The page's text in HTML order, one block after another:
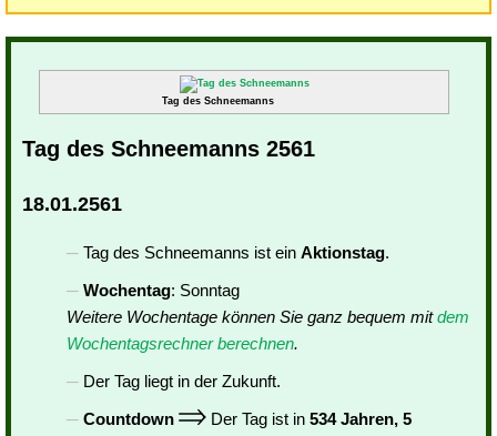
Tag des Schneemanns
Tag des Schneemanns 2561
18.01.2561
Tag des Schneemanns ist ein Aktionstag.
Wochentag: Sonntag
Weitere Wochentage können Sie ganz bequem mitdem
Wochentagsrechner berechnen.
Der Tag liegt in der Zukunft.
Countdown
Der Tag ist in 534 Jahren, 5